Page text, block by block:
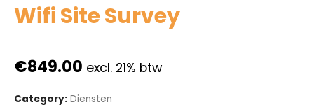
Wifi Site Survey
€849.00 excl. 21% btw
Category: Diensten